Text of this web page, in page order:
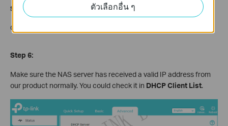
Step 5:
Connect the NAS server to our product as we showed at first.
Step 6:
Make sure the NAS server has received a valid IP address from
our product normally. You could check it in DHCP Client List.
ตัวเลือกอื่น ๆ